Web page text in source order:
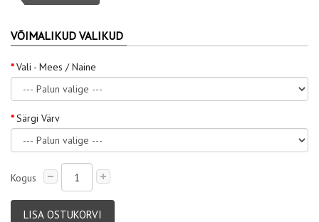
VÕIMALIKUD VALIKUD
Vali - Mees / Naine
Särgi Värv
Kogus
LISA OSTUKORVI